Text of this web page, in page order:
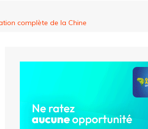
complète de la Chine